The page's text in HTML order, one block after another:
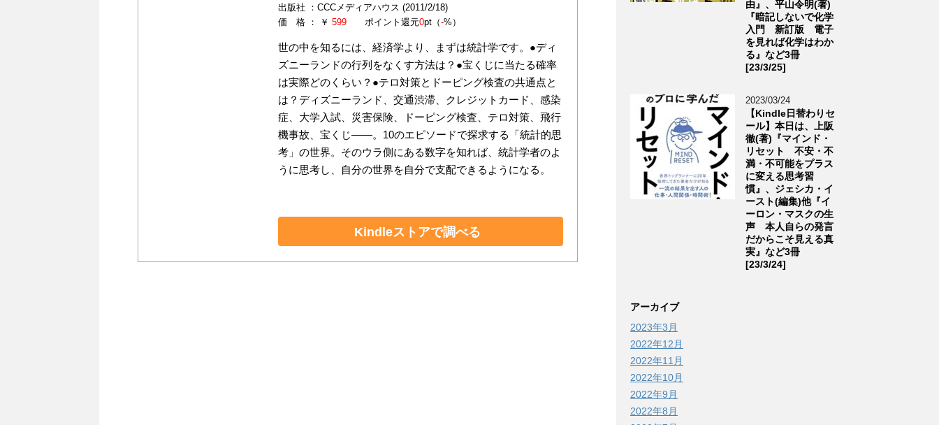
出版社 ：CCCメディアハウス (2011/2/18)
価 格 ： ￥599 ポイント還元0pt（-%）
世の中を知るには、経済学より、まずは統計学です。●ディ
ズニーランドの行列をなくす方法は？●宝くじに当たる確率
は実際どのくらい？●テロ対策とドーピング検査の共通点と
は？ディズニーランド、交通渋滞、クレジットカード、感染
症、大学入試、災害保険、ドーピング検査、テロ対策、飛行
機事故、宝くじ――。10のエピソードで探求する「統計的思
考」の世界。そのウラ側にある数字を知れば、統計学者のよ
うに思考し、自分の世界を自分で支配できるようになる。
Kindleストアで調べる
由』、平山令明(著)
『暗記しないで化学
入門 新訂版 電子
を見れば化学はわか
る』など3冊
[23/3/25]
2023/03/24
【Kindle日替わりセ
ール】本日は、上阪
徹(著)『マインド・
リセット 不安・不
満・不可能をプラス
に変える思考習
慣』、ジェシカ・イ
ースト(編集)他『イ
ーロン・マスクの生
声 本人自らの発言
だからこそ見える真
実』など3冊
[23/3/24]
アーカイブ
2023年3月
2022年12月
2022年11月
2022年10月
2022年9月
2022年8月